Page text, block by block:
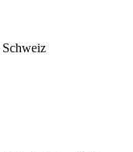
Schweiz